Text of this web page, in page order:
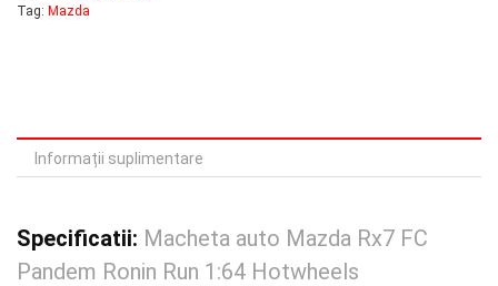
Tag: Mazda
Informații suplimentare
Specificatii: Macheta auto Mazda Rx7 FC
Pandem Ronin Run 1:64 Hotwheels